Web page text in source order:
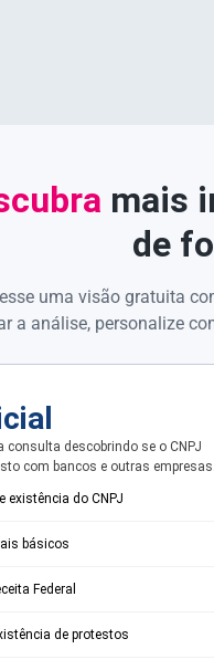
mais
de
uma visão gratuita
a análise, personalize
consulta descobrindo se o CNPJ
com bancos e outras empresas.
existência do CNPJ
básicos
Federal
de protestos